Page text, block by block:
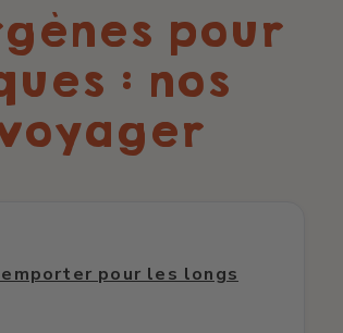
pour
: nos
pour les longs